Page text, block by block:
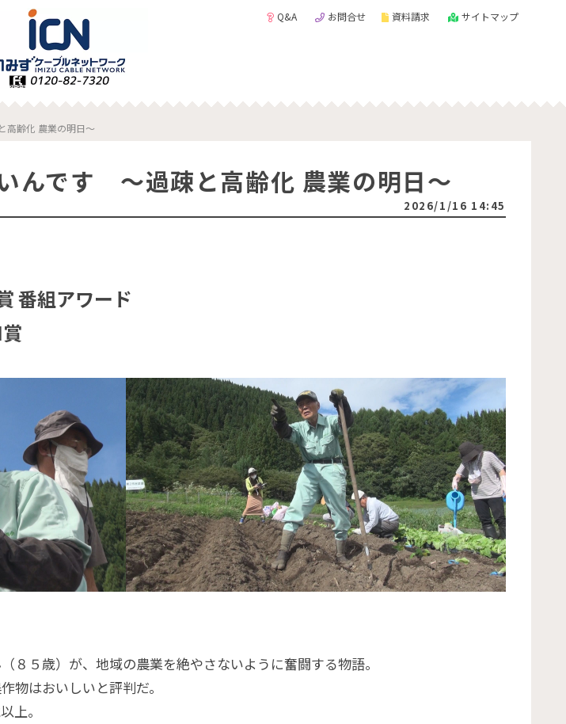
Q&A お問合せ 資料請求 サイトマップ
高齢化 農業の明日～
んです ～過疎と高齢化 農業の明日～
2026/1/16 14:45
番組アワード
８５歳）が、地域の農業を絶やさないように奮闘する物語。
物はおいしいと評判だ。
上。